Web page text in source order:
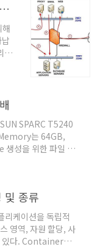
법
며,
용도별 서버 분리 및 내부망(LAN, Local Area Network)과 외부망(WAN, Wide Area Network)
하
분
산
처
SPARC T5240
는 64GB,
생성을 위한 파일 시
data/cs #
zonecfg:cs >
및 종류
케이션을 독립적
영역, 자원 할당, 사
있다. Container는